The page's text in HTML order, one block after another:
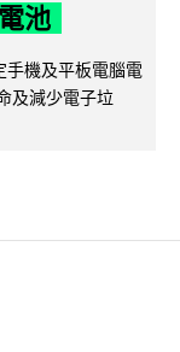
池
機及平板電腦電
及減少電子垃